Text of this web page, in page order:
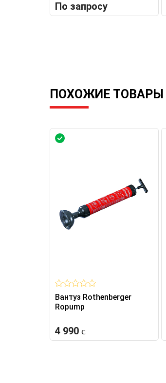
По запросу
ПОХОЖИЕ ТОВАРЫ
Вантуз Rothenberger
Ropump
4 990